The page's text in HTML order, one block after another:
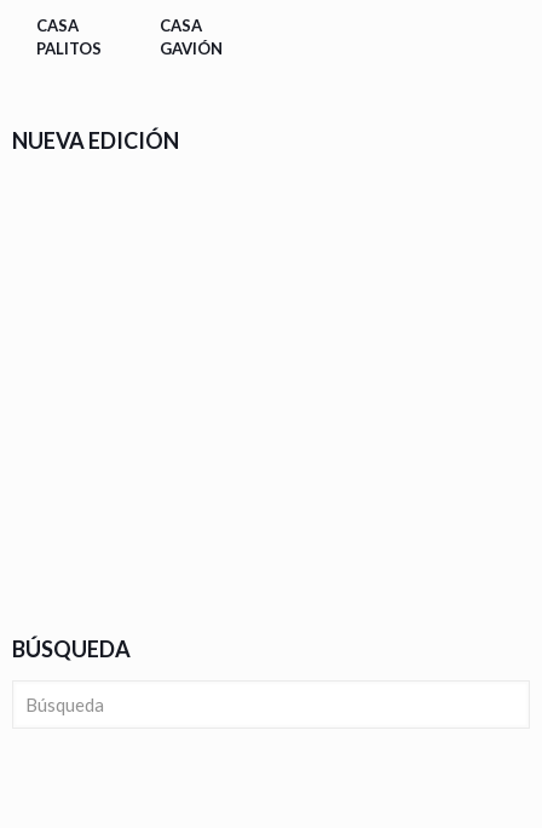
CASA
PALITOS
CASA
GAVIÓN
NUEVA EDICIÓN
BÚSQUEDA